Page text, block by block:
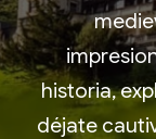
historia,
déjate